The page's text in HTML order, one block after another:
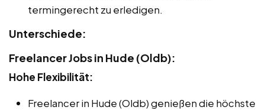
termingerecht zu erledigen.
Unterschiede:
Freelancer Jobs in Hude (Oldb):
Hohe Flexibilität:
Freelancer in Hude (Oldb) genießen die höchste